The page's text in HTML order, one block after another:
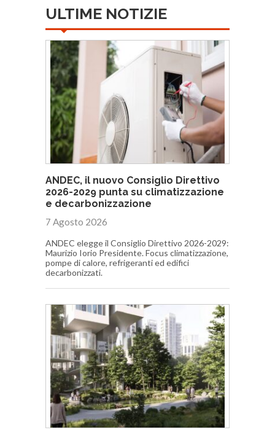
ULTIME NOTIZIE
ANDEC, il nuovo Consiglio Direttivo
2026-2029 punta su climatizzazione
e decarbonizzazione
7 Agosto 2026
ANDEC elegge il Consiglio Direttivo 2026-2029:
Maurizio Iorio Presidente. Focus climatizzazione,
pompe di calore, refrigeranti ed edifici
decarbonizzati.